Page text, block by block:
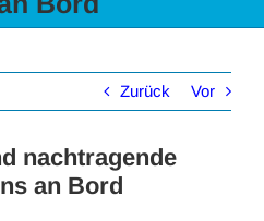
Zurück Vor
nachtragende
an Bord